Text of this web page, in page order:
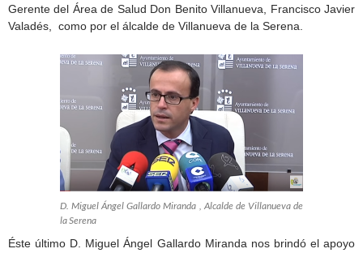
Gerente del Área de Salud Don Benito Villanueva, Francisco Javier
Valadés, como por el álcalde de Villanueva de la Serena.
D. Miguel Ángel Gallardo Miranda , Alcalde de Villanueva de
la Serena
Éste último D. Miguel Ángel Gallardo Miranda nos brindó el apoyo